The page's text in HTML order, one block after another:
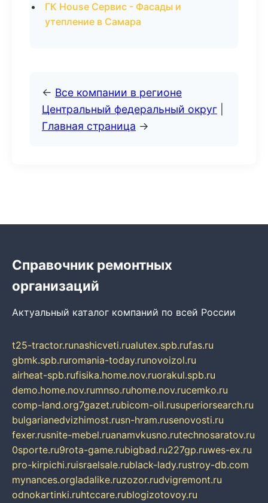
ГК House Сервис - Фасады и
утепление в Самара
← Все компании в регионе
Центральный федеральный округ
Главная страница →
Справочник ремонтных
организаций
Актуальный каталог компаний по всей России
t25-tractor.runashicveti.rualutex.spb.rufas.ru
gbmk.spb.ruromania-today.runovoizol.ru
airheat-spb.rufisika.home.nov.ruorakul.spb.ru
demo.home.nov.rumnso.ruhome.nov.rucemko.ru
comp-land.org7gazet.rubicom-oil.rusuperiorsearch.ru
bulgarianedvizhimost.rusn-hram.rusenovosti.ru
fexer.rusnite-mebel.ruanamvkusno.rutechnosaratov.ru
0sporte.ru9rota-game.rubigbad.ru227gp.ruwes-ex.ru
pro-kirpichi.ruisraelsale.rublack-lady.rustroy-db.com
mynances.orgladalike.ruzozor.rudvigremont.ru
odnokartinki.ruhtccare.rublogizotovoy.ru